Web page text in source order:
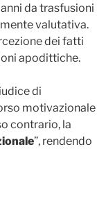
da trasfusioni
valutativa.
dei fatti
apodittiche.
di
motivazionale
contrario, la
”, rendendo